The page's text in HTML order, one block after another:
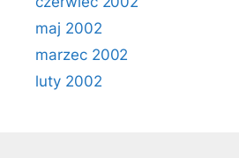
maj 2002
marzec 2002
luty 2002